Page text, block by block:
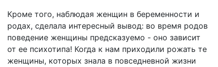
Кроме того, наблюдая женщин в беременности и
родах, сделала интересный вывод: во время родов
поведение женщины предсказуемо - оно зависит
от ее психотипа! Когда к нам приходили рожать те
женщины, которых знала в повседневной жизни